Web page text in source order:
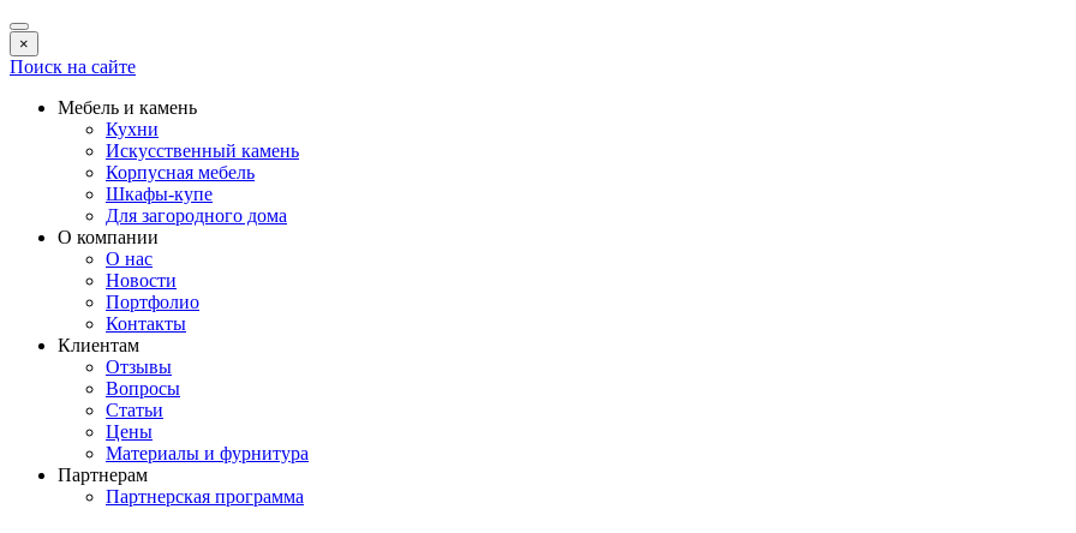
×
Поиск на сайте
Мебель и камень
Кухни
Искусственный камень
Корпусная мебель
Шкафы-купе
Для загородного дома
О компании
О нас
Новости
Портфолио
Контакты
Клиентам
Отзывы
Вопросы
Статьи
Цены
Материалы и фурнитура
Партнерам
Партнерская программа